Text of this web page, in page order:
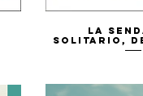
Vista
La
solitario,